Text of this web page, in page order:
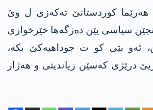
هەرێما کوردستانێ تەکەزی ل وێ
سیاسی یێن دەزگەها خێرخوازی
ئەو بێی کو ت جوداهیەکێ بکە،
درێژی کەسێن زیاندیتی و هەژار